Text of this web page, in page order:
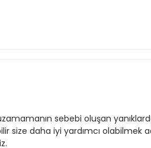
sebebi oluşan
daha iyi yardımcı olabilmek